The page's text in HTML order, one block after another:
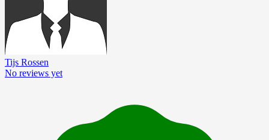
Tijs Rossen
No reviews yet